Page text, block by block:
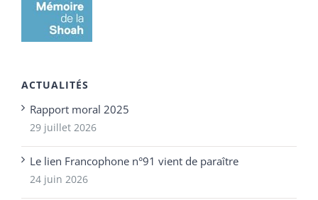
ACTUALITÉS
Rapport moral 2025
29 juillet 2026
Le lien Francophone n°91 vient de paraître
24 juin 2026